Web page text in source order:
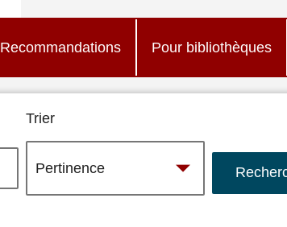
Recommandations Pour bibliothèques
Trier